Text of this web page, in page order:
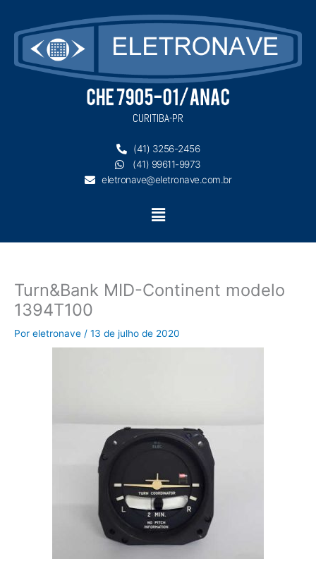
conteúdo
CURITIBA-PR
(41) 3256-2456
(41) 99611-9973
eletronave@eletronave.com.br
Menu
Turn&Bank MID-Continent modelo
1394T100
Por eletronave / 13 de julho de 2020